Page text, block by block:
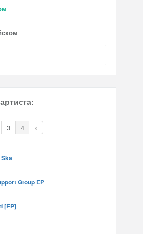
3 4 »
Ska
Group EP
[EP]